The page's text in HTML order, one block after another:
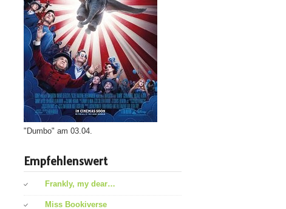
"Dumbo" am 03.04.
Empfehlenswert
Frankly, my dear…
Miss Bookiverse